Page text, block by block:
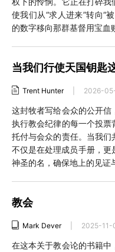
使我们从“求人进来”转向“
的数字移向那群基督用宝血
当我们行使天国钥匙
Trent Hunter 2026-
这封牧者写给会众的公开信
执行教会纪律的每一个投票
托付与会众的责任。当我们
不仅是在处理成员手册，
神圣的名，确保地上的见证
教会
Mark Dever 2025-11-
在这本关于教会论的书籍